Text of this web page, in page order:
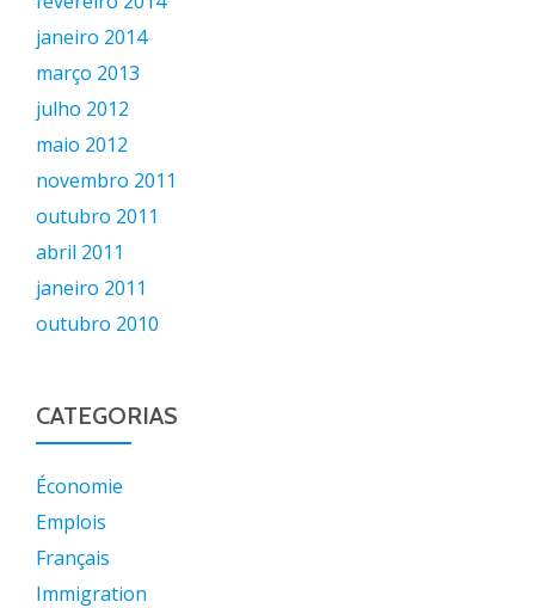
janeiro 2014
março 2013
julho 2012
maio 2012
novembro 2011
outubro 2011
abril 2011
janeiro 2011
outubro 2010
CATEGORIAS
Économie
Emplois
Français
Immigration